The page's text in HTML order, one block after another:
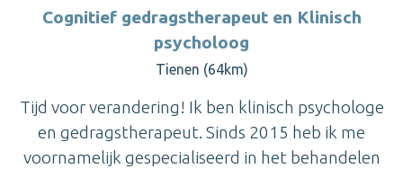
Cognitief gedragstherapeut en Klinisch
psycholoog
Tienen (64km)
Tijd voor verandering! Ik ben klinisch psychologe
en gedragstherapeut. Sinds 2015 heb ik me
voornamelijk gespecialiseerd in het behandelen